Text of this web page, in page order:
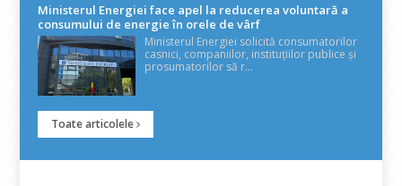
Ministerul Energiei face apel la reducerea voluntară a
consumului de energie în orele de vârf
Ministerul Energiei solicită consumatorilor
casnici, companiilor, instituțiilor publice și
prosumatorilor să r...
Toate articolele